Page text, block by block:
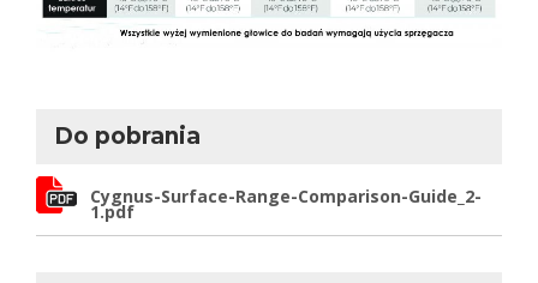
Do pobrania
Cygnus-Surface-Range-Comparison-Guide_2-
1.pdf